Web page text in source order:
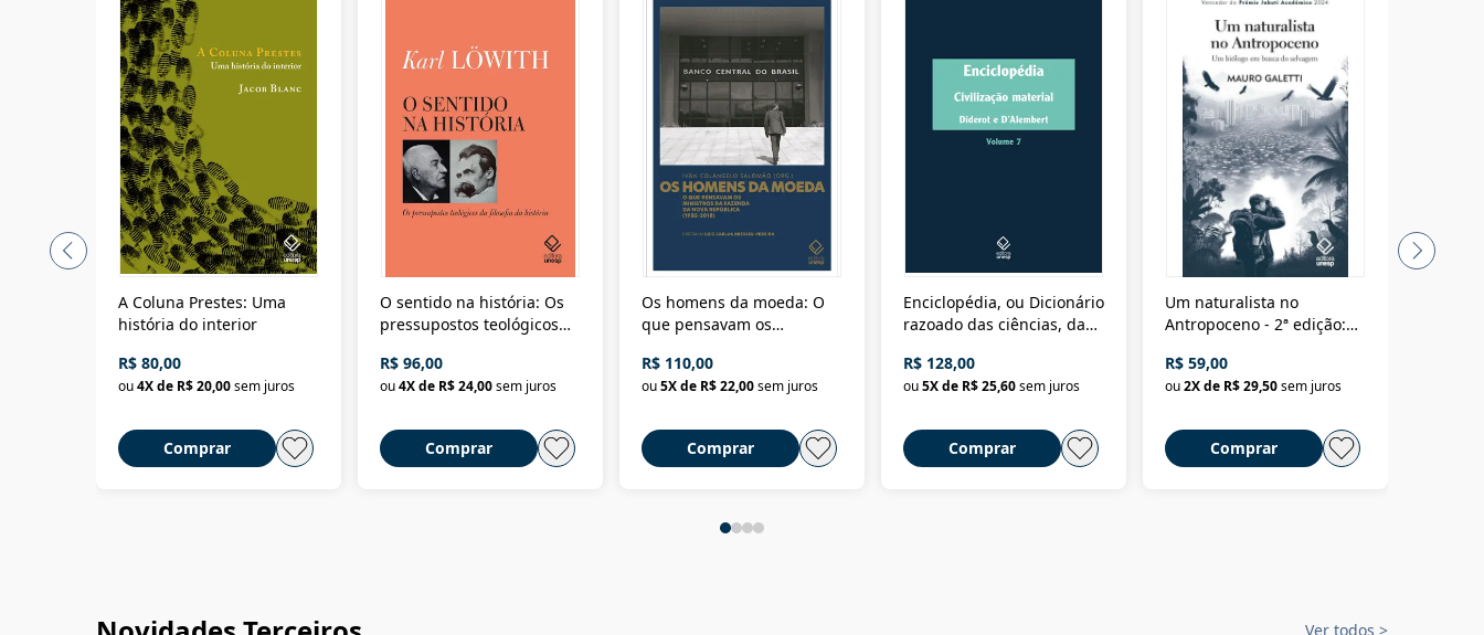
A Coluna Prestes: Uma
história do interior
R$ 80,00
ou4X de R$ 20,00sem juros
Comprar
O sentido na história: Os
pressupostos teológicos
R$ 96,00
ou4X de R$ 24,00sem juros
Comprar
Os homens da moeda: O
que pensavam os
Nova República (1985-
2018)
R$ 110,00
ou5X de R$ 22,00sem juros
Comprar
Enciclopédia, ou Dicionário
razoado das ciências, das
Civilização material
R$ 128,00
ou5X de R$ 25,60sem juros
Comprar
Um naturalista no
Antropoceno - 2ª edição:
selvagem
R$ 59,00
ou2X de R$ 29,50sem juros
Comprar
Ver todos >